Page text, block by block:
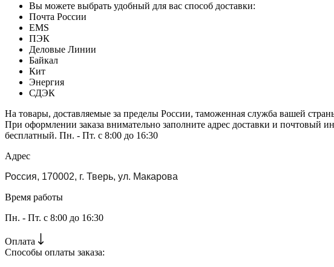
Вы можете выбрать удобный для вас способ доставки:
Почта России
EMS
ПЭК
Деловые Линии
Байкал
Кит
Энергия
СДЭК
На товары, доставляемые за пределы России, таможенная служба вашей
При оформлении заказа внимательно заполните адрес доставки и почтовый
бесплатный. Пн. - Пт. с 8:00 до 16:30
Адрес
Россия, 170002, г. Тверь, ул. Макарова
Время работы
Пн. - Пт. с 8:00 до 16:30
Оплата
Способы оплаты заказа: